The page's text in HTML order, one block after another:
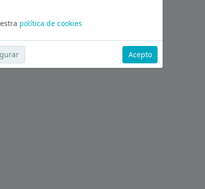
política de cookies
Acepto